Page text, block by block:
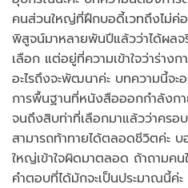
คนส่วนใหญ่ที่ฝึกบอดี้เวทถึงไม่ค่
พิสูจน์มาหลายพันปีแล้วว่าได้ผลจ
เลือก แต่อยู่ที่ความเข้าใจว่าร่าง
อะไรถึงจะพัฒนาค่ะ บทความนี้จ
การพื้นฐานที่หนังสือออกกำลังก
จนถึงสิบท่าที่เลือกมาแล้วว่าครอ
สามารถท้าทายได้ตลอดชีวิตค่ะ
ใหญ่เข้าใจผิดมาตลอด ถ้าถามคน
คำตอบที่ได้มักจะเป็นประมาณนี้ค่